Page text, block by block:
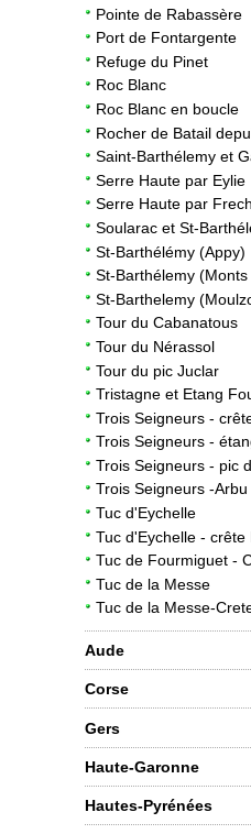
Pointe de Rabassère
Port de Fontargente
Refuge du Pinet
Roc Blanc
Roc Blanc en boucle
Rocher de Batail
Saint-Barthélemy et
Serre Haute par Eylie
Serre Haute par
Soularac et St-
St-Barthélémy (Appy)
St-Barthélemy
St-Barthelemy
Tour du Cabanatous
Tour du Nérassol
Tour du pic Juclar
Tristagne et Etang
Trois Seigneurs -
Trois Seigneurs -
Trois Seigneurs - pic
Trois Seigneurs -Arbu
Tuc d'Eychelle
Tuc d'Eychelle - crête
Tuc de Fourmiguet -
Tuc de la Messe
Tuc de la Messe-
Aude
Corse
Gers
Haute-Garonne
Hautes-Pyrénées